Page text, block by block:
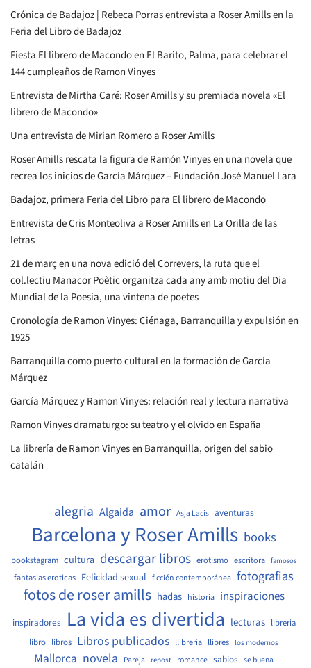
Crónica de Badajoz | Rebeca Porras entrevista a Roser Amills en la
Feria del Libro de Badajoz
Fiesta El librero de Macondo en El Barito, Palma, para celebrar el
144 cumpleaños de Ramon Vinyes
Entrevista de Mirtha Caré: Roser Amills y su premiada novela «El
librero de Macondo»
Una entrevista de Mirian Romero a Roser Amills
Roser Amills rescata la figura de Ramón Vinyes en una novela que
recrea los inicios de García Márquez – Fundación José Manuel Lara
Badajoz, primera Feria del Libro para El librero de Macondo
Entrevista de Cris Monteoliva a Roser Amills en La Orilla de las
letras
21 de març en una nova edició del Correvers, la ruta que el
col.lectiu Manacor Poètic organitza cada any amb motiu del Dia
Mundial de la Poesia, una vintena de poetes
Cronología de Ramon Vinyes: Ciénaga, Barranquilla y expulsión en
1925
Barranquilla como puerto cultural en la formación de García
Márquez
García Márquez y Ramon Vinyes: relación real y lectura narrativa
Ramon Vinyes dramaturgo: su teatro y el olvido en España
La librería de Ramon Vinyes en Barranquilla, origen del sabio
catalán
alegria Algaida amor Asja Lacis aventuras
Barcelona y Roser Amills books
bookstagram cultura descargar libros erotismo escritora famosos
fantasias eroticas Felicidad sexual ficción contemporánea fotografias
fotos de roser amills hadas historia inspiraciones
inspiradores La vida es divertida lecturas libreria
libro libros Libros publicados llibreria llibres los modernos
Mallorca novela Pareja repost romance sabios se buena